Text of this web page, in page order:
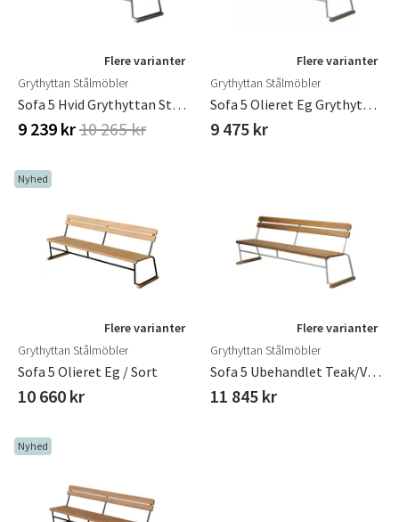
Flere varianter
Grythyttan Stålmöbler
Sofa 5 Hvid Grythyttan Stålmöbler
9 239 kr10 265 kr
Flere varianter
Grythyttan Stålmöbler
Sofa 5 Olieret Eg Grythyttan Stålmöbler
9 475 kr
Nyhed
Flere varianter
Grythyttan Stålmöbler
Sofa 5 Olieret Eg / Sort
10 660 kr
Flere varianter
Grythyttan Stålmöbler
Sofa 5 Ubehandlet Teak/Varmgalvaniseret Understel Grythyttan Stålmöbler
11 845 kr
Nyhed